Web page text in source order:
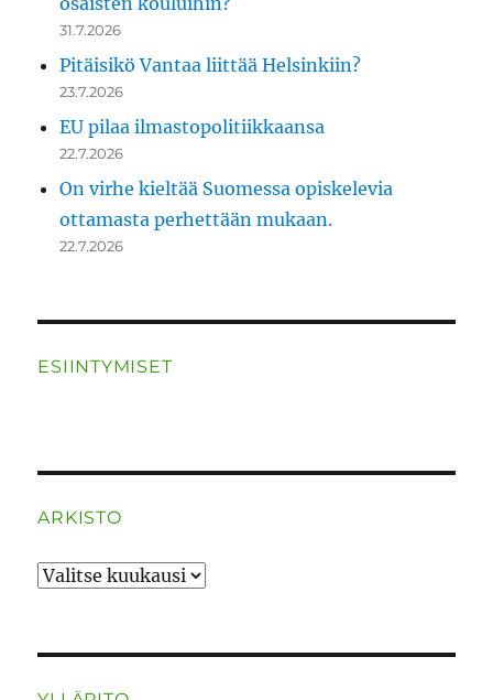
31.7.2026
Pitäisikö Vantaa liittää Helsinkiin?
23.7.2026
EU pilaa ilmastopolitiikkaansa
22.7.2026
On virhe kieltää Suomessa opiskelevia
ottamasta perhettään mukaan.
22.7.2026
ESIINTYMISET
ARKISTO
ARKISTO